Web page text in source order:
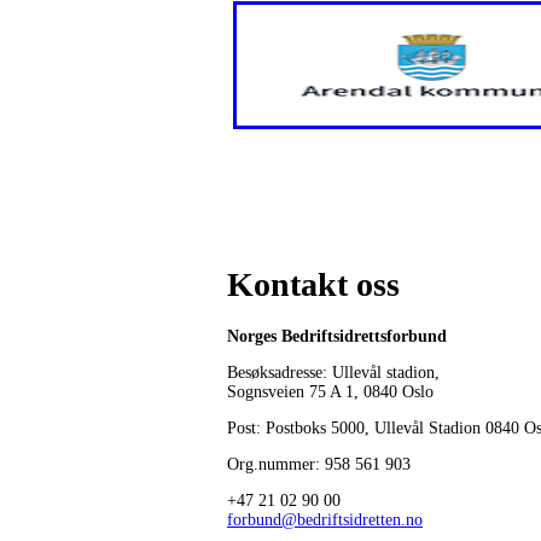
Kontakt oss
Norges Bedriftsidrettsforbund
Besøksadresse: Ullevål stadion,
Sognsveien 75 A 1, 0840 Oslo
Post: Postboks 5000, Ullevål Stadion 0840
Org.nummer: 958 561 903
+47 21 02 90 00
forbund@bedriftsidretten.no